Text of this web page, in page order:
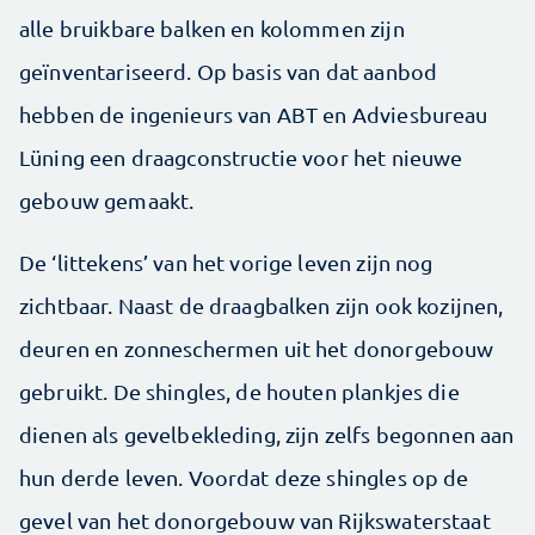
alle bruikbare balken en kolommen zijn
geïnventariseerd. Op basis van dat aanbod
hebben de ingenieurs van ABT en Adviesbureau
Lüning een draagconstructie voor het nieuwe
gebouw gemaakt.
De ‘littekens’ van het vorige leven zijn nog
zichtbaar. Naast de draagbalken zijn ook kozijnen,
deuren en zonneschermen uit het donorgebouw
gebruikt. De shingles, de houten plankjes die
dienen als gevelbekleding, zijn zelfs begonnen aan
hun derde leven. Voordat deze shingles op de
gevel van het donorgebouw van Rijkswaterstaat